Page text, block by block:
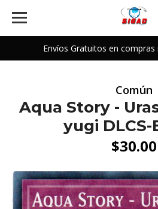
Envíos Gratuitos en compras
Común
Aqua Story -
yugi DLCS-
$30.00